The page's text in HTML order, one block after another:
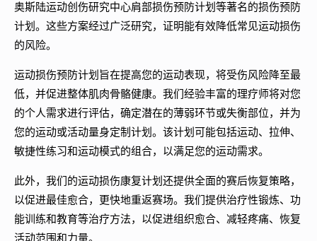
奥斯陆运动创伤研究中心肩部损伤预防计划等著名的损伤预防
计划。这些方案经过广泛研究，证明能有效降低常见运动损伤
的风险。
运动损伤预防计划旨在提高您的运动表现，将受伤风险降至最
低，并促进整体肌肉骨骼健康。我们经验丰富的理疗师将对您
的个人需求进行评估，确定潜在的薄弱环节或失衡部位，并为
您的运动或活动量身定制计划。该计划可能包括运动、拉伸、
敏捷性练习和运动模式的组合，以满足您的运动需求。
此外，我们的运动损伤康复计划还提供全面的赛后恢复策略，
以促进最佳愈合，更快地重返赛场。我们提供治疗性锻炼、功
能训练和教育等治疗方法，以促进组织愈合、减轻疼痛、恢复
活动范围和力量。